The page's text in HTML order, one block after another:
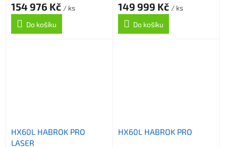
154 976 Kč / ks
Do košíku
149 999 Kč / ks
Do košíku
HX60L HABROK PRO
LASER
HX60L HABROK PRO